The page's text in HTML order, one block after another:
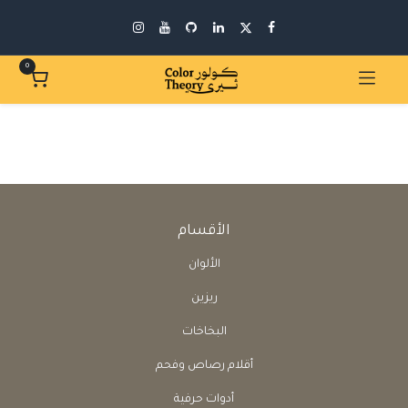
0
الأقسام
الألوان
ريزين
البخاخات
أقلام رصاص وفحم
أدوات حرفية